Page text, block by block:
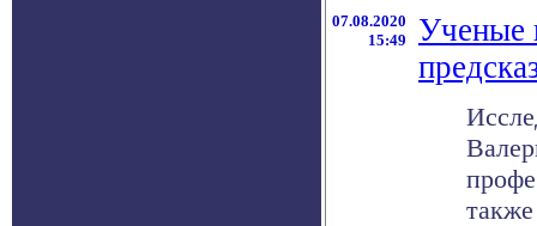
07.08.2020
15:49
Ученые